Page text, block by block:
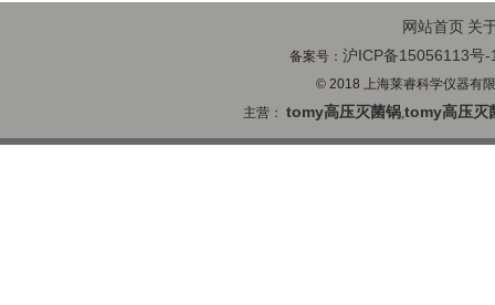
网站首页 关
备案号：沪ICP备15056113号-
© 2018 上海莱睿科学仪器有
主营：tomy高压灭菌锅,tomy高压灭